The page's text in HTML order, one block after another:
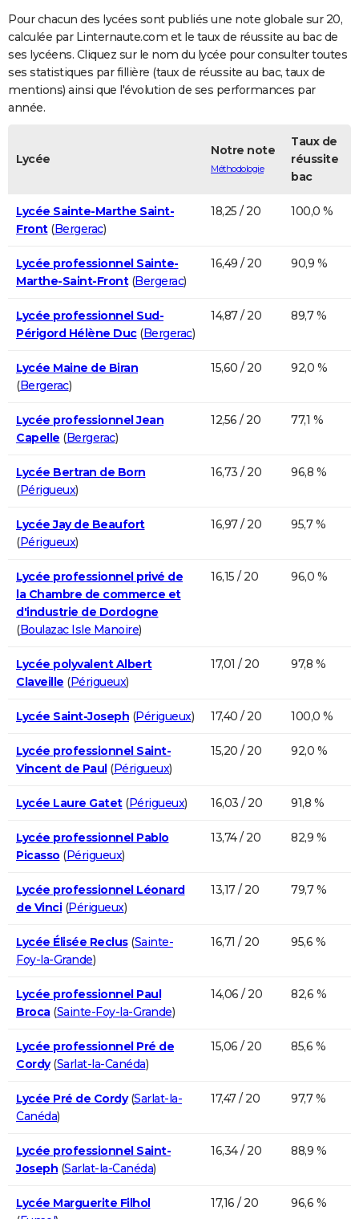
S'inscrire
Se connecter
Lycées
Collèges
Primaires
Universités
Entreprises
Service militaire
Avis de recherche
AVIS DE DÉCÈS
FORUM
Bricolage
Lifestyle
Culture
Sport
Auto
Television
Voyage
Cinema
Pour chacun des lycées sont publiés une note globale sur 20,
calculée par Linternaute.com et le taux de réussite au bac de
ses lycéens. Cliquez sur le nom du lycée pour consulter toutes
ses statistiques par fillière (taux de réussite au bac, taux de
mentions) ainsi que l'évolution de ses performances par
année.
Lycée
Notre note
Méthodologie
Taux de
réussite
bac
Lycée Sainte-Marthe Saint-
Front(Bergerac)
18,25 / 20 100,0 %
Lycée professionnel Sainte-
Marthe-Saint-Front(Bergerac)
16,49 / 20 90,9 %
Lycée professionnel Sud-
Périgord Hélène Duc(Bergerac)
14,87 / 20 89,7 %
Lycée Maine de Biran
(Bergerac)
15,60 / 20 92,0 %
Lycée professionnel Jean
Capelle (Bergerac)
12,56 / 20 77,1 %
Lycée Bertran de Born
(Périgueux)
16,73 / 20 96,8 %
Lycée Jay de Beaufort
(Périgueux)
16,97 / 20 95,7 %
Lycée professionnel privé de
la Chambre de commerce et
d'industrie de Dordogne
(Boulazac Isle Manoire)
16,15 / 20 96,0 %
Lycée polyvalent Albert
Claveille (Périgueux)
17,01 / 20 97,8 %
Lycée Saint-Joseph (Périgueux) 17,40 / 20 100,0 %
Lycée professionnel Saint-
Vincent de Paul(Périgueux)
15,20 / 20 92,0 %
Lycée Laure Gatet(Périgueux) 16,03 / 20 91,8 %
Lycée professionnel Pablo
Picasso (Périgueux)
13,74 / 20 82,9 %
Lycée professionnel Léonard
de Vinci(Périgueux)
13,17 / 20 79,7 %
Lycée Élisée Reclus(Sainte-
Foy-la-Grande)
16,71 / 20 95,6 %
Lycée professionnel Paul
Broca(Sainte-Foy-la-Grande)
14,06 / 20 82,6 %
Lycée professionnel Pré de
Cordy(Sarlat-la-Canéda)
15,06 / 20 85,6 %
Lycée Pré de Cordy(Sarlat-la-
Canéda)
17,47 / 20 97,7 %
Lycée professionnel Saint-
Joseph (Sarlat-la-Canéda)
16,34 / 20 88,9 %
Lycée Marguerite Filhol
17,16 / 20 96,6 %